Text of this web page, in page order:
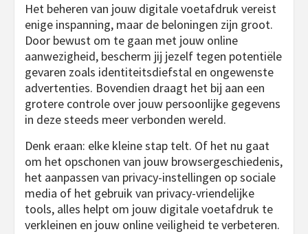
Het beheren van jouw digitale voetafdruk vereist
enige inspanning, maar de beloningen zijn groot.
Door bewust om te gaan met jouw online
aanwezigheid, bescherm jij jezelf tegen potentiële
gevaren zoals identiteitsdiefstal en ongewenste
advertenties. Bovendien draagt het bij aan een
grotere controle over jouw persoonlijke gegevens
in deze steeds meer verbonden wereld.
Denk eraan: elke kleine stap telt. Of het nu gaat
om het opschonen van jouw browsergeschiedenis,
het aanpassen van privacy-instellingen op sociale
media of het gebruik van privacy-vriendelijke
tools, alles helpt om jouw digitale voetafdruk te
verkleinen en jouw online veiligheid te verbeteren.